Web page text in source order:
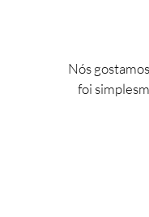
Nós
foi